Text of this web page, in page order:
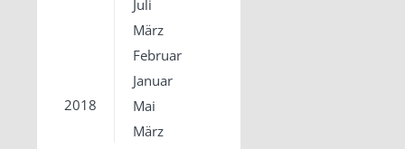
Juli
März
Februar
Januar
2018
Mai
März